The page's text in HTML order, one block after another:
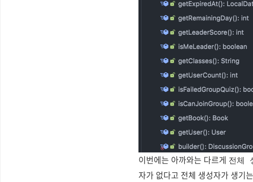
이번에는 아까와는 다르게 전체
자가 없다고 전체 생성자가 생기